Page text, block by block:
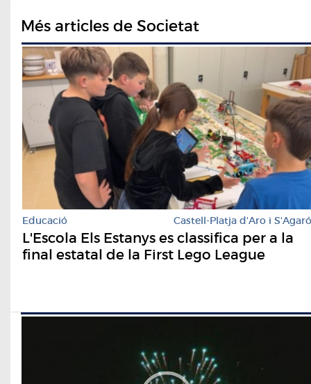
Més articles de Societat
Educació Castell-Platja d'Aro i S'Agaró
L'Escola Els Estanys es classifica per a la
final estatal de la First Lego League